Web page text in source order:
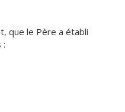
que le Père a établi
: